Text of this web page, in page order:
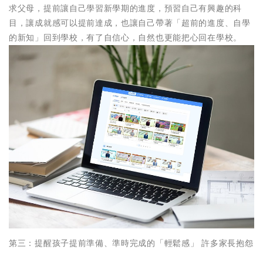
求父母，提前讓自己學習新學期的進度，預習自己有興趣的科
目，讓成就感可以提前達成，也讓自己帶著「超前的進度、自學
的新知」回到學校，有了自信心，自然也更能把心回在學校。
第三：提醒孩子提前準備、準時完成的「輕鬆感」 許多家長抱怨